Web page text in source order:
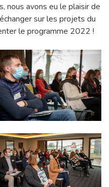
nous avons eu le plaisir de
sur les projets du
le programme 2022 !